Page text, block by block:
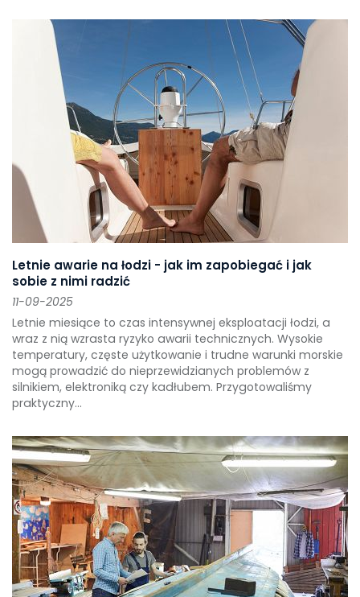
Letnie awarie na łodzi - jak im zapobiegać i jak
sobie z nimi radzić
11-09-2025
Letnie miesiące to czas intensywnej eksploatacji łodzi, a
wraz z nią wzrasta ryzyko awarii technicznych. Wysokie
temperatury, częste użytkowanie i trudne warunki morskie
mogą prowadzić do nieprzewidzianych problemów z
silnikiem, elektroniką czy kadłubem. Przygotowaliśmy
praktyczny...